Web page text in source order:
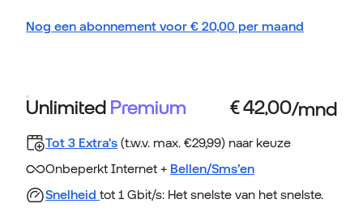
Nog een abonnement voor € 20,00 per maand
Unlimited Premium
Tot 3 Extra's (t.w.v. max. €29,99) naar keuze
Onbeperkt Internet + Bellen/Sms’en
Snelheid tot 1 Gbit/s: Het snelste van het snelste.